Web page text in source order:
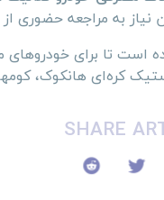
نیاز به مراجعه حضوری
برند داخلی و خارجی درج شده
کره‌ای هانکوک،
SHARE